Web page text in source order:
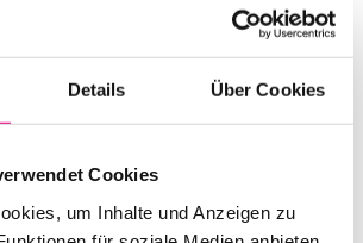
Details Über Cookies
Cookies
um Inhalte und Anzeigen zu
Festival of Jazz and More
7, 2010 – 10:30 a.m.